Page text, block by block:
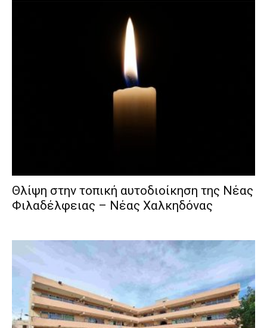
Θλίψη στην τοπική αυτοδιοίκηση της Νέας
Φιλαδέλφειας – Νέας Χαλκηδόνας